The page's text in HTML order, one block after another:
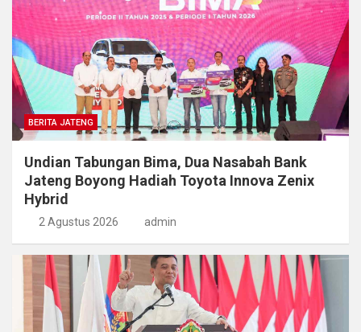
BERITA JATENG
Undian Tabungan Bima, Dua Nasabah Bank
Jateng Boyong Hadiah Toyota Innova Zenix
Hybrid
2 Agustus 2026 admin